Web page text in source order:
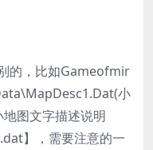
的，比如Gameofmir
小
图文字描述说明
】，需要注意的一